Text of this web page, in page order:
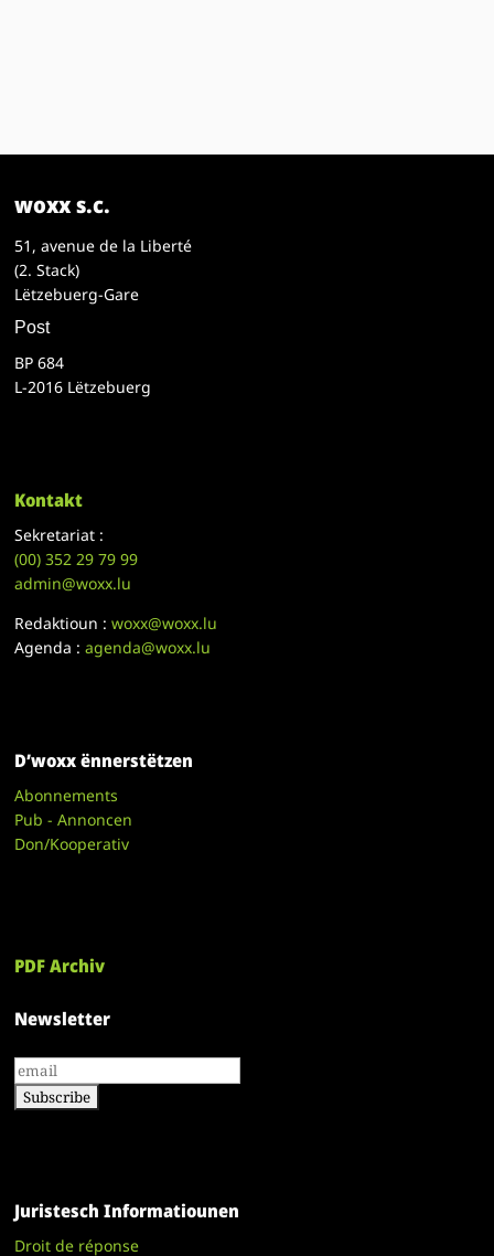
woxx s.c.
51, avenue de la Liberté
(2. Stack)
Lëtzebuerg-Gare
Post
BP 684
L-2016 Lëtzebuerg
Kontakt
Sekretariat :
(00)352 29 79 99
admin@woxx.lu
Redaktioun :woxx@woxx.lu
Agenda :agenda@woxx.lu
D’woxx ënnerstëtzen
Abonnements
Pub - Annoncen
Don/Kooperativ
PDF Archiv
Newsletter
Juristesch Informatiounen
Droit de réponse